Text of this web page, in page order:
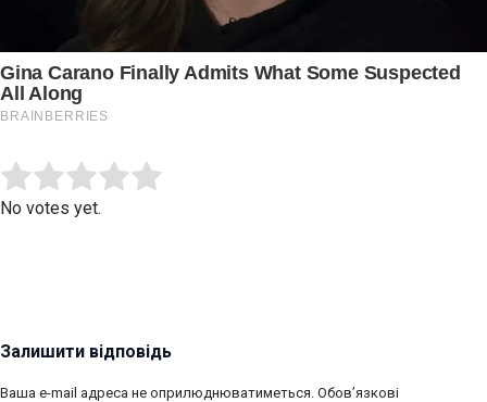
Rate this item:
No votes yet.
Залишити відповідь
Ваша e-mail адреса не оприлюднюватиметься. Обов’язкові